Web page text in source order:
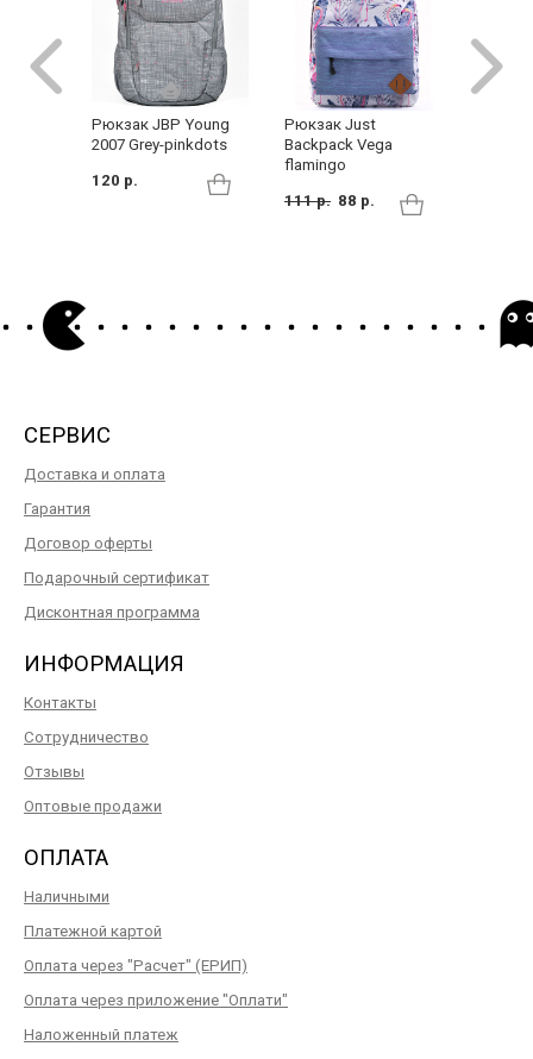
Рюкзак JBP Young
2007 Grey-pinkdots
120 р.
Рюкзак Just
Backpack Vega
flamingo
111 р. 88 р.
СЕРВИС
Доставка и оплата
Гарантия
Договор оферты
Подарочный сертификат
Дисконтная программа
ИНФОРМАЦИЯ
Контакты
Сотрудничество
Отзывы
Оптовые продажи
ОПЛАТА
Наличными
Платежной картой
Оплата через "Расчет" (ЕРИП)
Оплата через приложение "Оплати"
Наложенный платеж